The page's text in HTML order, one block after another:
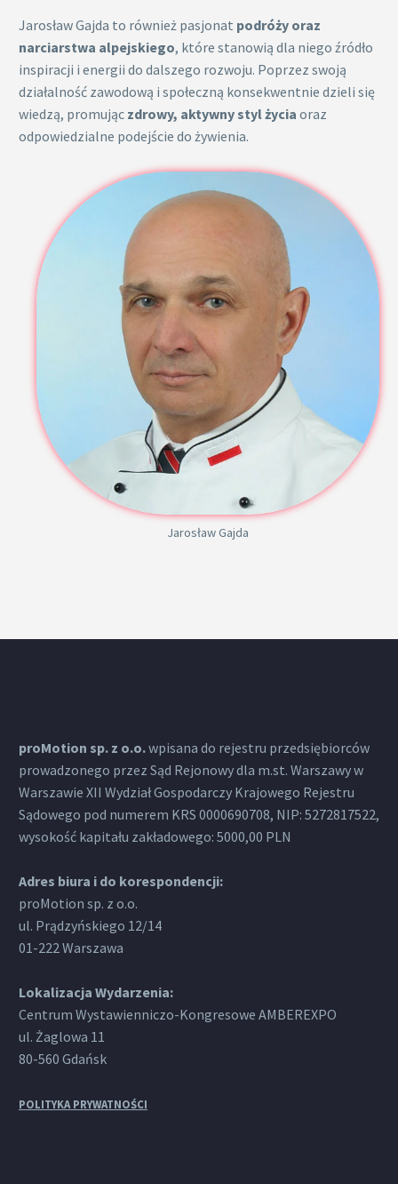
Jarosław Gajda to również pasjonat podróży oraz
narciarstwa alpejskiego, które stanowią dla niego źródło
inspiracji i energii do dalszego rozwoju. Poprzez swoją
działalność zawodową i społeczną konsekwentnie dzieli się
wiedzą, promując zdrowy, aktywny styl życia oraz
odpowiedzialne podejście do żywienia.
Jarosław Gajda
proMotion sp. z o.o.wpisana do rejestru przedsiębiorców
prowadzonego przez Sąd Rejonowy dla m.st. Warszawy w
Warszawie XII Wydział Gospodarczy Krajowego Rejestru
Sądowego pod numerem KRS 0000690708, NIP: 5272817522,
wysokość kapitału zakładowego: 5000,00 PLN
Adres biura i do korespondencji:
proMotion sp. z o.o.
ul. Prądzyńskiego 12/14
01-222 Warszawa
Lokalizacja Wydarzenia:
Centrum Wystawienniczo-Kongresowe AMBEREXPO
ul. Żaglowa 11
80-560 Gdańsk
POLITYKA PRYWATNOŚCI